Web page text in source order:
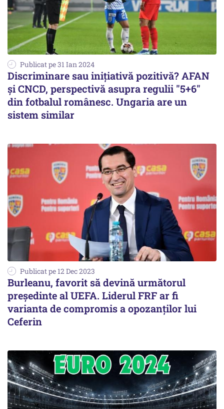
Publicat pe 31 Ian 2024
Discriminare sau iniţiativă pozitivă? AFAN
şi CNCD, perspectivă asupra regulii "5+6"
din fotbalul românesc. Ungaria are un
sistem similar
Publicat pe 12 Dec 2023
Burleanu, favorit să devină următorul
președinte al UEFA. Liderul FRF ar fi
varianta de compromis a opozanților lui
Ceferin